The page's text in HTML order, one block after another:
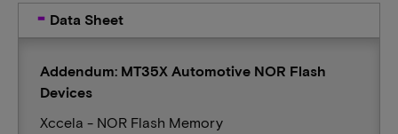
Data Sheet
Addendum: MT35X Automotive NOR Flash
Devices
Xccela - NOR Flash Memory